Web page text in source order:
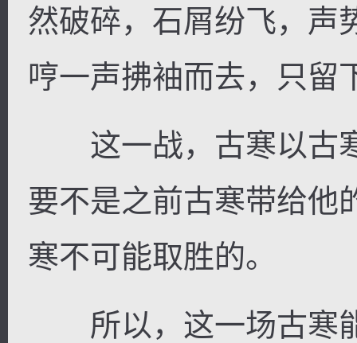
然破碎，石屑纷飞，声
哼一声拂袖而去，只留
这一战，古寒以古
要不是之前古寒带给他
寒不可能取胜的。
所以，这一场古寒